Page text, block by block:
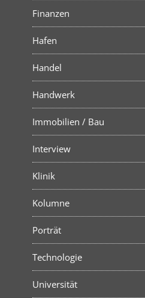
Finanzen
Hafen
Handel
Handwerk
Immobilien / Bau
Interview
Klinik
Kolumne
Porträt
Technologie
Universität